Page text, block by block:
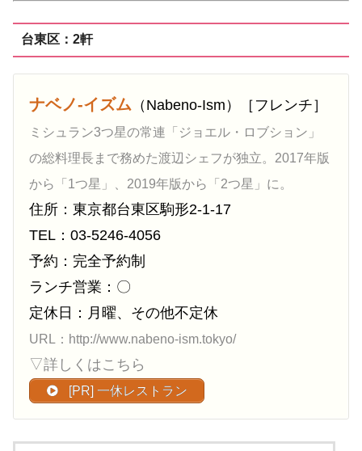
台東区：2軒
ナベノ-イズム （Nabeno-Ism）［フレンチ］
ミシュラン3つ星の常連「ジョエル・ロブション」
の総料理長まで務めた渡辺シェフが独立。2017年版
から「1つ星」、2019年版から「2つ星」に。
住所：東京都台東区駒形2-1-17
TEL：03-5246-4056
予約：完全予約制
ランチ営業：〇
定休日：月曜、その他不定休
URL：http://www.nabeno-ism.tokyo/
▽詳しくはこちら
[PR] 一休レストラン